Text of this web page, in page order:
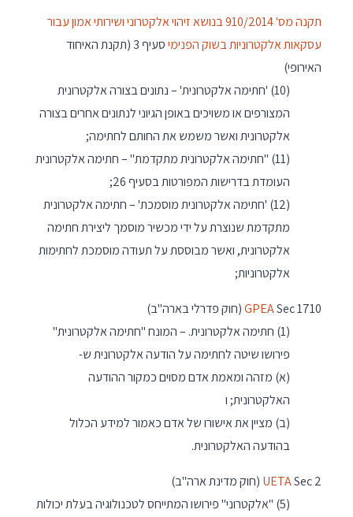
תקנה מס' 910/2014 בנושא זיהוי אלקטרוני ושירותי אמון עבור
עסקאות אלקטרוניות בשוק הפנימי
סעיף 3 (תקנת האיחוד
האירופי)
(10) 'חתימה אלקטרונית' – נתונים בצורה אלקטרונית
המצורפים או משויכים באופן הגיוני לנתונים אחרים בצורה
אלקטרונית ואשר משמש את החותם לחתימה;
(11) "חתימה אלקטרונית מתקדמת" – חתימה אלקטרונית
העומדת בדרישות המפורטות בסעיף 26;
(12) 'חתימה אלקטרונית מוסמכת' – חתימה אלקטרונית
מתקדמת שנוצרת על ידי מכשיר מוסמך ליצירת חתימה
אלקטרונית, ואשר מבוססת על תעודה מוסמכת לחתימות
אלקטרוניות;
GPEASec 1710 (חוק פדרלי בארה"ב)
(1) חתימה אלקטרונית. – המונח "חתימה אלקטרונית"
פירושו שיטה לחתימה על הודעה אלקטרונית ש-
(א) מזהה ומאמת אדם מסוים כמקור ההודעה
האלקטרונית; ו
(ב) מציין את אישורו של אדם כאמור למידע הכלול
בהודעה האלקטרונית.
UETASec 2 (חוק מדינת ארה"ב)
(5) "אלקטרוני" פירושו המתייחס לטכנולוגיה בעלת יכולות